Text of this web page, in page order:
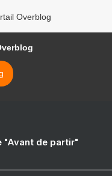
Overblog
"Avant de partir"